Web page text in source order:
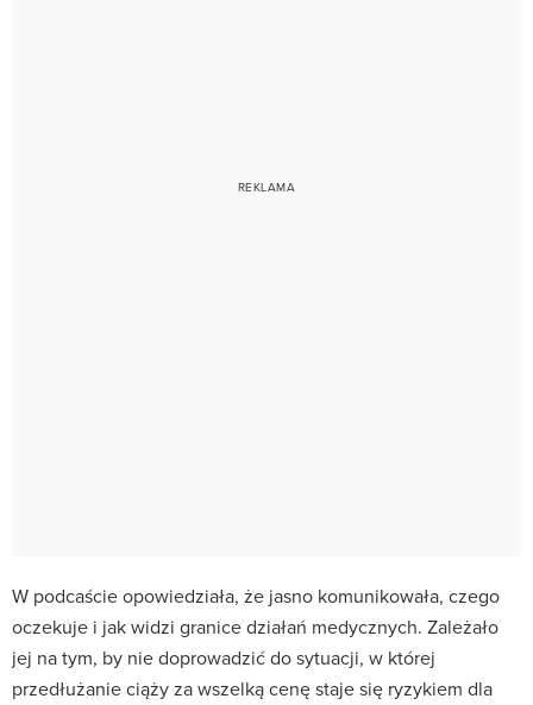
W podcaście opowiedziała, że jasno komunikowała, czego
oczekuje i jak widzi granice działań medycznych. Zależało
jej na tym, by nie doprowadzić do sytuacji, w której
przedłużanie ciąży za wszelką cenę staje się ryzykiem dla